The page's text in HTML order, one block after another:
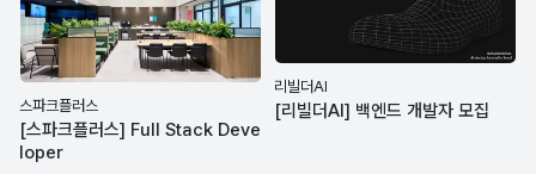
스파크플러스
[스파크플러스] Full Stack Deve
loper
리빌더AI
[리빌더AI] 백엔드 개발자 모집